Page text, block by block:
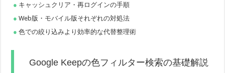
キャッシュクリア・再ログインの手順
Web版・モバイル版それぞれの対処法
色での絞り込みより効率的な代替整理術
Google Keepの色フィルター検索の基礎解説